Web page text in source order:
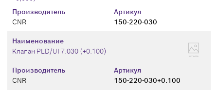
Производитель
CNR
Артикул
150-220-030
Производитель
CNR
Артикул
150-220-030+0.100
Наименование
Клапан PLD/UI 7.030 (+0.100)